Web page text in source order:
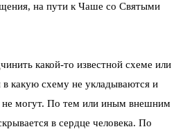
на пути к Чаше со Святыми
какой-то известной схеме или
какую схему не укладываются и
могут. По тем или иным внешним
в сердце человека. По